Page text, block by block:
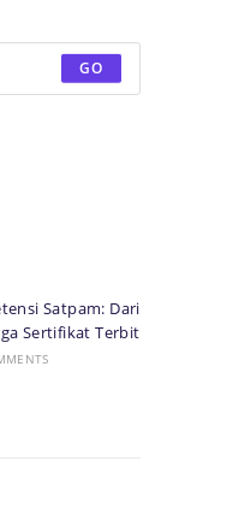
GO
Satpam: Dari
Sertifikat Terbit